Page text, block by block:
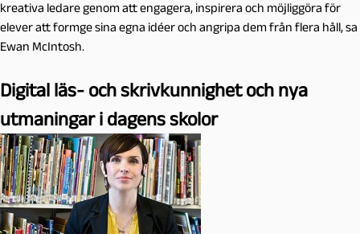
kreativa ledare genom att engagera, inspirera och möjliggöra för
elever att formge sina egna idéer och angripa dem från flera håll, sa
Ewan McIntosh.
Digital läs- och skrivkunnighet och nya
utmaningar i dagens skolor